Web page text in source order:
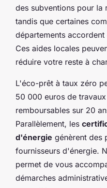
des subventions pour la
tandis que certaines
départements
Ces aides locales
réduire votre reste à
L'éco-prêt à taux zéro
50 000 euros de
remboursables sur 20
Parallèlement, les
d'énergie génèrent des
fournisseurs d'énergie.
permet de vous
démarches